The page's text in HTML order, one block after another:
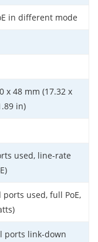
in different mode
x 48 mm (17.32 x
in)
used, line-rate
ports used, full PoE,
ports link-down